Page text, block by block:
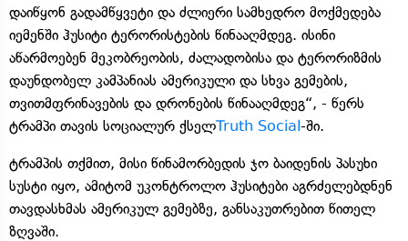
დაიწყონ გადამწყვეტი და ძლიერი სამხედრო მოქმედება
იემენში ჰუსიტი ტერორისტების წინააღმდეგ. ისინი
აწარმოებენ მეკობრეობის, ძალადობისა და ტერორიზმის
დაუნდობელ კამპანიას ამერიკული და სხვა გემების,
თვითმფრინავების და დრონების წინააღმდეგ“, - წერს
ტრამპი თავის სოციალურ ქსელTruth Social-ში.
ტრამპის თქმით, მისი წინამორბედის ჯო ბაიდენის პასუხი
სუსტი იყო, ამიტომ უკონტროლო ჰუსიტები აგრძელებდნენ
თავდასხმას ამერიკულ გემებზე, განსაკუთრებით წითელ
ზღვაში.